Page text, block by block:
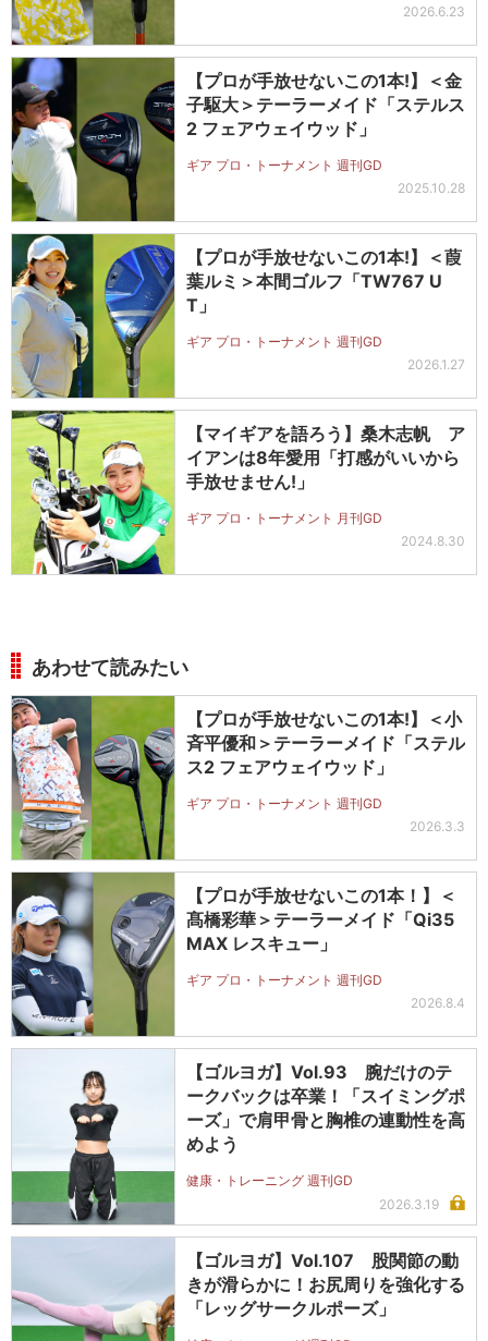
2026.6.23
【プロが手放せないこの1本!】＜金
子駆大＞テーラーメイド「ステルス
2 フェアウェイウッド」
ギア プロ・トーナメント 週刊GD
2025.10.28
【プロが手放せないこの1本!】＜葭
葉ルミ＞本間ゴルフ「TW767 U
T」
ギア プロ・トーナメント 週刊GD
2026.1.27
【マイギアを語ろう】桑木志帆 ア
イアンは8年愛用「打感がいいから
手放せません!」
ギア プロ・トーナメント 月刊GD
2024.8.30
あわせて読みたい
【プロが手放せないこの1本!】＜小
斉平優和＞テーラーメイド「ステル
ス2 フェアウェイウッド」
ギア プロ・トーナメント 週刊GD
2026.3.3
【プロが手放せないこの1本！】＜
髙橋彩華＞テーラーメイド「Qi35
MAX レスキュー」
ギア プロ・トーナメント 週刊GD
2026.8.4
【ゴルヨガ】Vol.93 腕だけのテ
ークバックは卒業！「スイミングポ
ーズ」で肩甲骨と胸椎の連動性を高
めよう
健康・トレーニング 週刊GD
2026.3.19
【ゴルヨガ】Vol.107 股関節の動
きが滑らかに！お尻周りを強化する
「レッグサークルポーズ」